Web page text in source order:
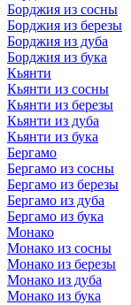
Борджия из сосны
Борджия из березы
Борджия из дуба
Борджия из бука
Кьянти
Кьянти из сосны
Кьянти из березы
Кьянти из дуба
Кьянти из бука
Бергамо
Бергамо из сосны
Бергамо из березы
Бергамо из дуба
Бергамо из бука
Монако
Монако из сосны
Монако из березы
Монако из дуба
Монако из бука